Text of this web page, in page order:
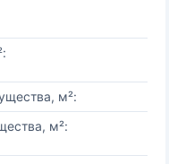
м²:
м²: